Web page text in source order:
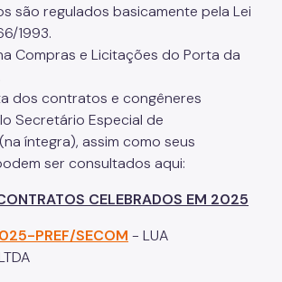
são regulados basicamente pela Lei
1993.
Compras e Licitações do Porta da
dos contratos e congêneres
Secretário Especial de
íntegra), assim como seus
ser consultados aqui:
CELEBRADOS EM 2025
PREF/SECOM - LUA